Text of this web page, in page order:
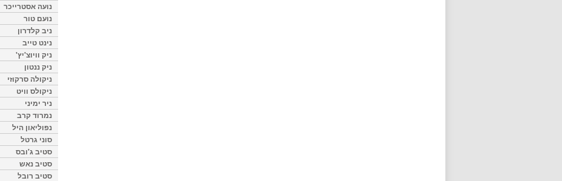
נועה אסטרייכר
נועם טור
ניב קלדרון
נינט טייב
ניק וויוצ'יץ'
ניק ננטון
ניקולה סרקוזי
ניקולס וויט
ניר ימיני
נמרוד קרב
נפוליאון היל
סוני גרטל
סטיב ג'ובס
סטיב נאש
סטיב רובל